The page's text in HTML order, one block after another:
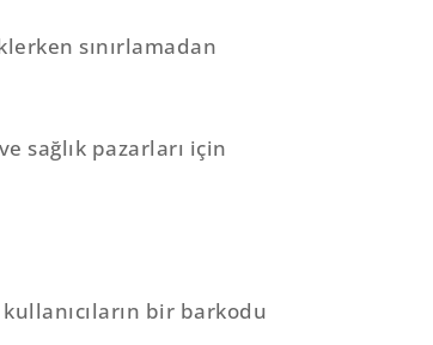
sınırlamadan
sağlık pazarları için
bir barkodu